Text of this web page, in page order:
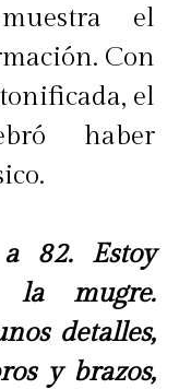
el
Con
el
haber
82. Estoy
la mugre.
detalles,
y brazos,